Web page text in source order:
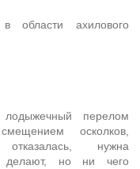
области ахилового
перелом
осколков,
нужна
делают, но ни чего